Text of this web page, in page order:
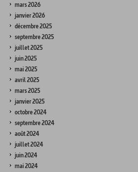
mars 2026
janvier 2026
décembre 2025
septembre 2025
juillet 2025
juin 2025
mai 2025
avril 2025
mars 2025
janvier 2025
octobre 2024
septembre 2024
août 2024
juillet 2024
juin 2024
mai 2024